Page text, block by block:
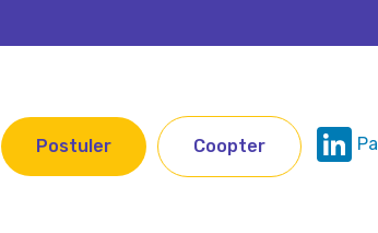
Postuler Coopter